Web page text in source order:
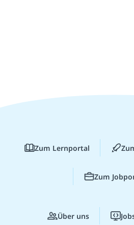
Zum Lernportal
Zum
Über uns